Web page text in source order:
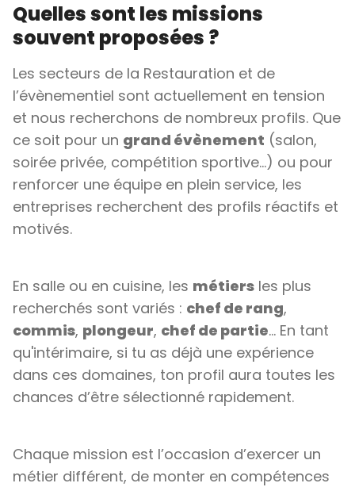
Quelles sont les missions
souvent proposées ?
Les secteurs de la Restauration et de
l’évènementiel sont actuellement en tension
et nous recherchons de nombreux profils. Que
ce soit pour un grand évènement (salon,
soirée privée, compétition sportive…) ou pour
renforcer une équipe en plein service, les
entreprises recherchent des profils réactifs et
motivés.
En salle ou en cuisine, les métiers les plus
recherchés sont variés : chef de rang,
commis, plongeur, chef de partie… En tant
qu'intérimaire, si tu as déjà une expérience
dans ces domaines, ton profil aura toutes les
chances d’être sélectionné rapidement.
Chaque mission est l’occasion d’exercer un
métier différent, de monter en compétences